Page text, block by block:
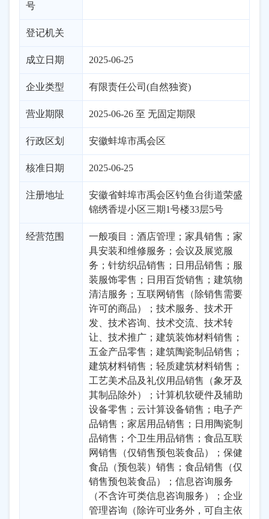
号
登记机关
成立日期 2025-06-25
企业类型 有限责任公司(自然独资)
营业期限 2025-06-26 至 无固定期限
行政区划 安徽蚌埠市禹会区
核准日期 2025-06-25
注册地址
安徽省蚌埠市禹会区钓鱼台街道荣盛
锦绣香堤小区三期1号楼33层5号
经营范围
一般项目：酒店管理；家具销售；家
具安装和维修服务；会议及展览服
务；针纺织品销售；日用品销售；服
装服饰零售；日用百货销售；建筑物
清洁服务；互联网销售（除销售需要
许可的商品）；技术服务、技术开
发、技术咨询、技术交流、技术转
让、技术推广；建筑装饰材料销售；
五金产品零售；建筑陶瓷制品销售；
建筑材料销售；轻质建筑材料销售；
工艺美术品及礼仪用品销售（象牙及
其制品除外）；计算机软硬件及辅助
设备零售；云计算设备销售；电子产
品销售；家居用品销售；日用陶瓷制
品销售；个卫生用品销售；食品互联
网销售（仅销售预包装食品）；保健
食品（预包装）销售；食品销售（仅
销售预包装食品）；信息咨询服务
（不含许可类信息咨询服务）；企业
管理咨询（除许可业务外，可自主依